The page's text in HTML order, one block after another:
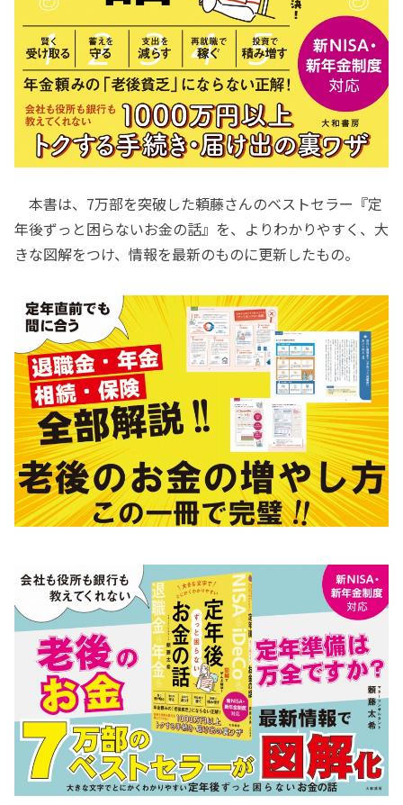
本書は、7万部を突破した頼藤さんのベストセラー『定
年後ずっと困らないお金の話』を、よりわかりやすく、大
きな図解をつけ、情報を最新のものに更新したもの。